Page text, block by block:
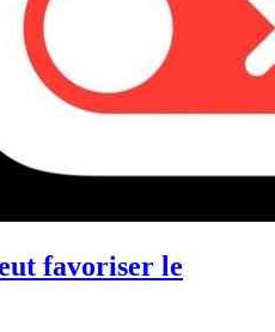
favoriser le